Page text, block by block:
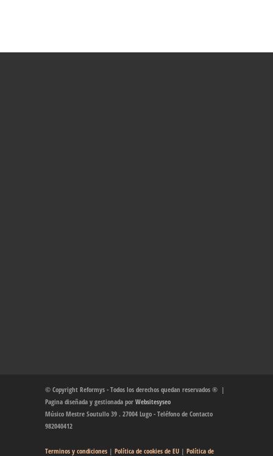
© Copyright Reformys - Todos los derechos quedan reservados ® |
Pagina diseñada y gestionada por Websitesyseo
Músico Mestre Soutullo 39 . 27004 Lugo - Teléfono de Contacto
982040412
Terminos y condiciones | Política de cookies de EU | Política de